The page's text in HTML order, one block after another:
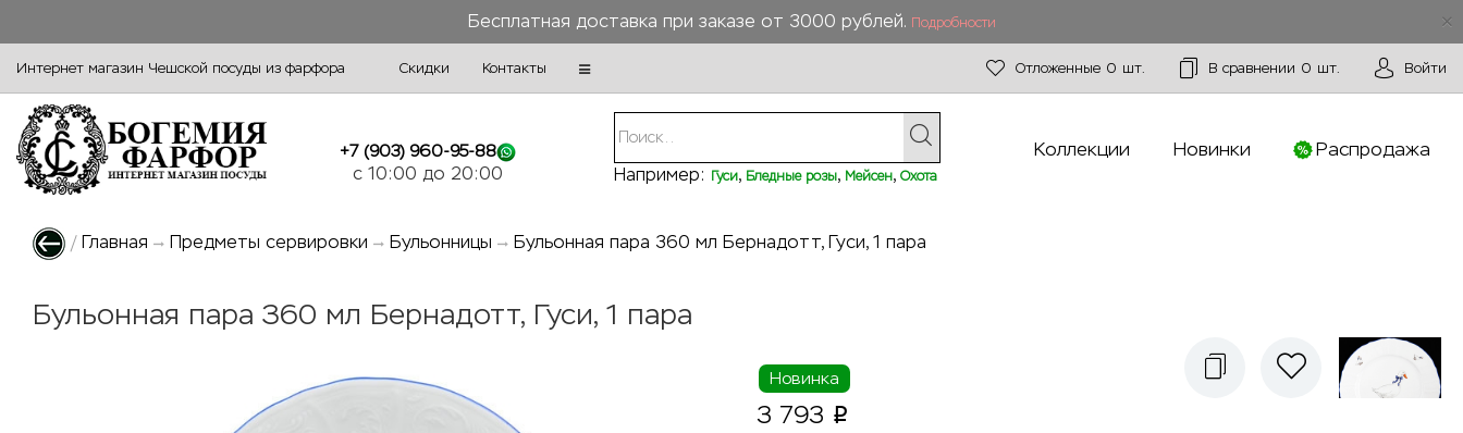
Бесплатная доставка при заказе от 3000 рублей. Подробности
Интернет магазин Чешской посуды из фарфора Скидки Контакты Отложенные 0 шт. В сравнении 0 шт. Войти
+7 (903) 960-95-88
c 10:00 до 20:00 Например: Гуси, Бледные розы, Мейсен, Охота
Коллекции Новинки Распродажа
/Главная Предметы сервировки Бульонницы Бульонная пара 360 мл Бернадотт, Гуси, 1 пара
Бульонная пара 360 мл Бернадотт, Гуси, 1 пара
Новинка
3 793 p